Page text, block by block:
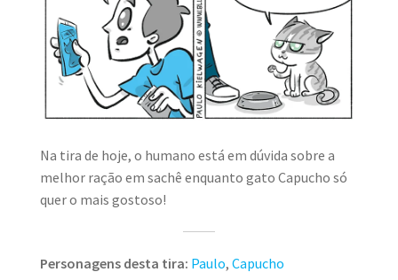
Na tira de hoje, o humano está em dúvida sobre a
melhor ração em sachê enquanto gato Capucho só
quer o mais gostoso!
Personagens desta tira: Paulo, Capucho